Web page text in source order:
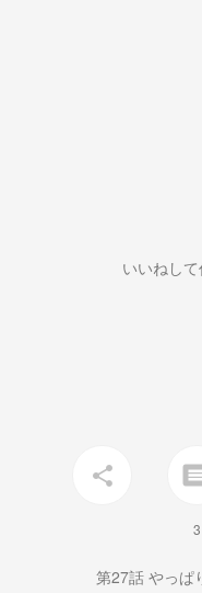
いいねし
share
3
第27話 やっぱ